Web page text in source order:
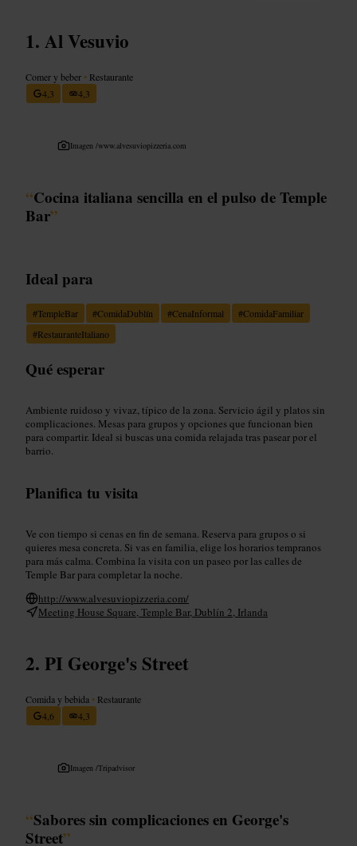
Al Vesuvio
Comer y beber • Restaurante
4,3
4,3
Imagen /www.alvesuviopizzeria.com
“Cocina italiana sencilla en el pulso de Temple
Bar”
Ideal para
#TempleBar #ComidaDublín #CenaInformal #ComidaFamiliar
#RestauranteItaliano
Qué esperar
Ambiente ruidoso y vivaz, típico de la zona. Servicio ágil y platos sin
complicaciones. Mesas para grupos y opciones que funcionan bien
para compartir. Ideal si buscas una comida relajada tras pasear por el
barrio.
Planifica tu visita
Ve con tiempo si cenas en fin de semana. Reserva para grupos o si
quieres mesa concreta. Si vas en familia, elige los horarios tempranos
para más calma. Combina la visita con un paseo por las calles de
Temple Bar para completar la noche.
http://www.alvesuviopizzeria.com/
Meeting House Square, Temple Bar, Dublín 2, Irlanda
PI George's Street
Comida y bebida • Restaurante
4,6
4,3
Imagen /Tripadvisor
“Sabores sin complicaciones en George's
Street”